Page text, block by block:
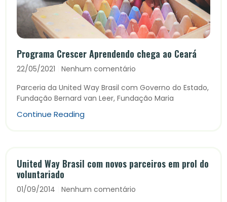
Programa Crescer Aprendendo chega ao Ceará
22/05/2021
Nenhum comentário
Parceria da United Way Brasil com Governo do Estado,
Fundação Bernard van Leer, Fundação Maria
Continue Reading
United Way Brasil com novos parceiros em prol do
voluntariado
01/09/2014
Nenhum comentário